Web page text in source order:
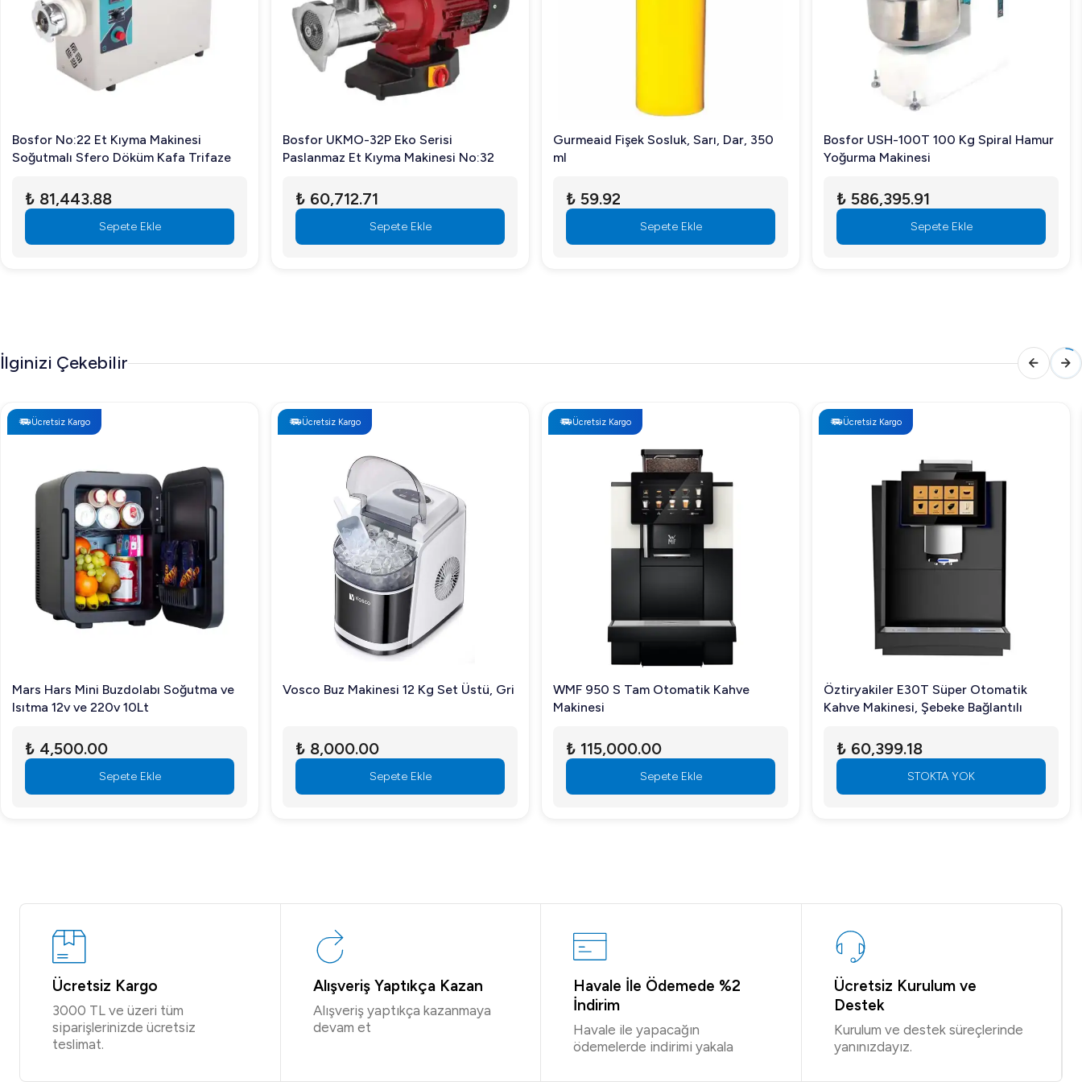
Makinenin temizliğini nasıl yapabilirim?
Paslanmaz çelik kazanı ve çatalı sayesinde, makinenizi birkaç basit adımda temizleyebilirsiniz. Ayrıca, tasarımı sayesinde parçaların sökülüp takılması oldukça kolaydır.
Gürültü seviyesi nasıl?
Bosfor UHMK-100M, çalışma esnasında ses ve gürültü seviyesini minimuma indirgeyecek şekilde tasarlanmıştır.
Bosfor UHMK-100M, endüstriyel mutfak ihtiyaçlarına göre özelleştirilmiş, verimli ve güvenli bir çözüm sunmaktadır. Detayları incelemek ve kullanımınıza uygun aksesuarları
Bosfor No:22 Et Kıyma Makinesi
Soğutmalı Sfero Döküm Kafa Trifaze
₺ 81,443.88
Sepete Ekle
Bosfor UKMO-32P Eko Serisi
Paslanmaz Et Kıyma Makinesi No:32
₺ 60,712.71
Sepete Ekle
Gurmeaid Fişek Sosluk, Sarı, Dar, 350
ml
₺ 59.92
Sepete Ekle
Bosfor USH-100T 100 Kg Spiral Hamur
Yoğurma Makinesi
₺ 586,395.91
Sepete Ekle
İlginizi Çekebilir
Ücretsiz Kargo
Mars Hars Mini Buzdolabı Soğutma ve
Isıtma 12v ve 220v 10Lt
₺ 4,500.00
Sepete Ekle
Ücretsiz Kargo
Vosco Buz Makinesi 12 Kg Set Üstü, Gri
₺ 8,000.00
Sepete Ekle
Ücretsiz Kargo
WMF 950 S Tam Otomatik Kahve
Makinesi
₺ 115,000.00
Sepete Ekle
Ücretsiz Kargo
Öztiryakiler E30T Süper Otomatik
Kahve Makinesi, Şebeke Bağlantılı
₺ 60,399.18
STOKTA YOK
Ücretsiz Kargo
3000 TL ve üzeri tüm
siparişlerinizde ücretsiz
teslimat.
Alışveriş Yaptıkça Kazan
Alışveriş yaptıkça kazanmaya
devam et
Havale İle Ödemede %2
İndirim
Havale ile yapacağın
ödemelerde indirimi yakala
Ücretsiz Kurulum ve
Destek
Kurulum ve destek süreçlerinde
yanınızdayız.